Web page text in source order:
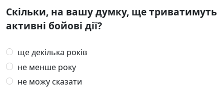
Скільки, на вашу думку, ще триватимуть
активні бойові дії?
ще декілька років
не менше року
не можу сказати